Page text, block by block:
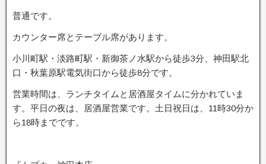
普通です。
カウンター席とテーブル席があります。
小川町駅・淡路町駅・新御茶ノ水駅から徒歩3分、神田駅北
口・秋葉原駅電気街口から徒歩8分です。
営業時間は、ランチタイムと居酒屋タイムに分かれていま
す。平日の夜は、居酒屋営業です。土日祝日は、11時30分か
ら18時までです。